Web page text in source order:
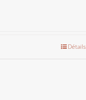
Détails